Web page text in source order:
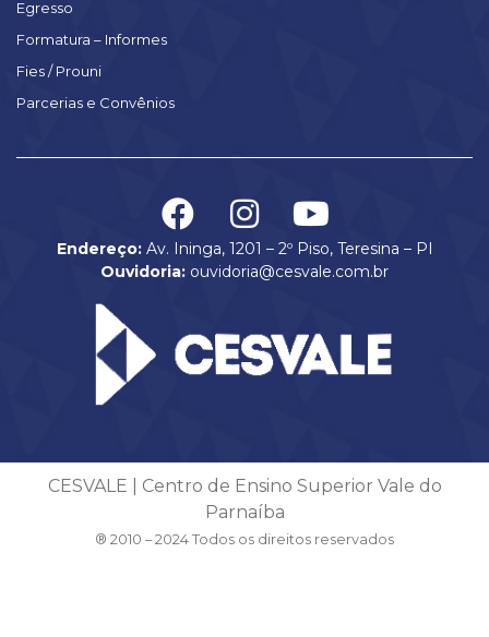
Egresso
Formatura – Informes
Fies / Prouni
Parcerias e Convênios
Endereço:Av. Ininga, 1201 – 2º Piso, Teresina – PI
Ouvidoria: ouvidoria@cesvale.com.br
CESVALE | Centro de Ensino Superior Vale do
Parnaíba
® 2010 – 2024 Todos os direitos reservados